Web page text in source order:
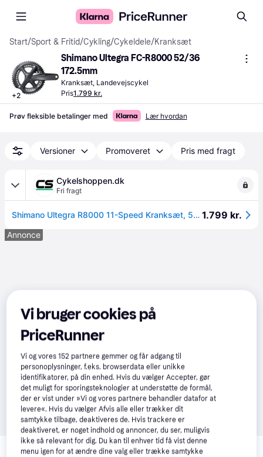
Start/Sport & Fritid/Cykling/Cykeldele/Kranksæt
+2
Shimano Ultegra FC-R8000 52/36
172.5mm
Kranksæt, Landevejscykel
Pris1.799 kr.
Prøv fleksible betalinger med Lær hvordan
Versioner Promoveret Pris med fragt
Cykelshoppen.dk
Fri fragt
Shimano Ultegra R8000 11-Speed Kranksæt, 52/36T, 172,5mm 1.799 kr.
Annonce
Relaterede produkter
Vi bruger cookies på
PriceRunner
Vi og vores152 partnere gemmer og får adgang til
personoplysninger, f.eks. browserdata eller unikke
identifikatorer, på din enhed. Hvis du vælger Accepter, gør
det muligt for sporingsteknologier at understøtte de formål,
der er vist under »Vi og vores partnere behandler datafor at
levere«. Hvis du vælger Afvis alle eller trækker dit
samtykke tilbage, deaktiveres de. Hvis trackere er
deaktiveret, er noget indhold og annoncer, du ser, muligvis
ikke så relevant for dig. Du kan til enhver tid få vist denne
menu igen for at ændre dine valg eller trække samtykke